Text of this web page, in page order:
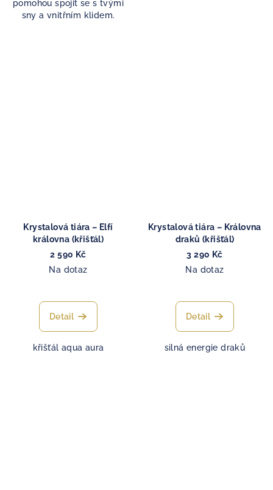
pomohou spojit se s tvými
sny a vnitřním klidem.
Krystalová tiára – Elfí
královna (křišťál)
2 590 Kč
Na dotaz
Detail
křišťál aqua aura
Krystalová tiára – Královna
draků (křišťál)
3 290 Kč
Na dotaz
Detail
silná energie draků